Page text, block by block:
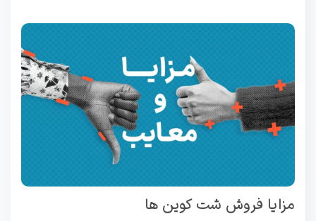
مزایا فروش شت کوین ها